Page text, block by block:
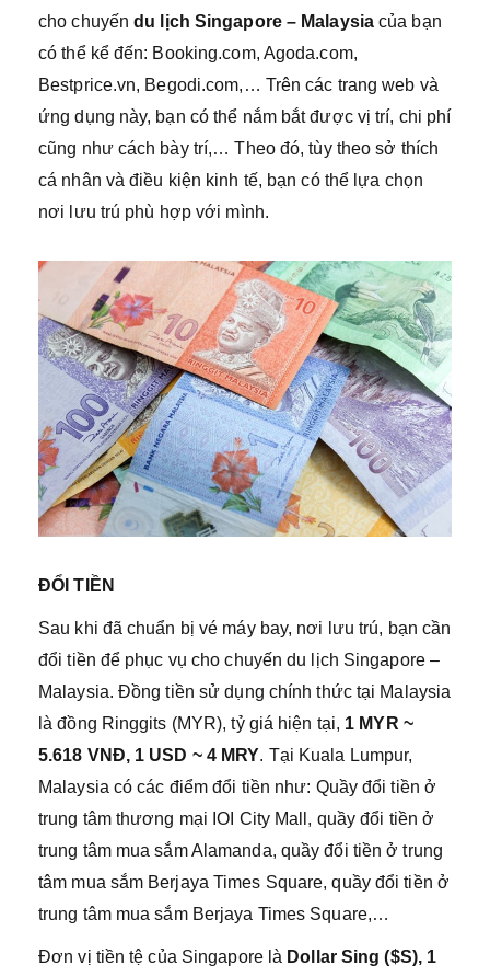
cho chuyếndu lịch Singapore – Malaysiacủa bạn
có thể kể đến: Booking.com, Agoda.com,
Bestprice.vn, Begodi.com,… Trên các trang web và
ứng dụng này, bạn có thể nắm bắt được vị trí, chi phí
cũng như cách bày trí,… Theo đó, tùy theo sở thích
cá nhân và điều kiện kinh tế, bạn có thể lựa chọn
nơi lưu trú phù hợp với mình.
ĐỔI TIỀN
Sau khi đã chuẩn bị vé máy bay, nơi lưu trú, bạn cần
đổi tiền để phục vụ cho chuyến du lịch Singapore –
Malaysia. Đồng tiền sử dụng chính thức tại Malaysia
là đồng Ringgits (MYR), tỷ giá hiện tại, 1 MYR ~
5.618 VNĐ, 1 USD ~ 4 MRY. Tại Kuala Lumpur,
Malaysia có các điểm đổi tiền như: Quầy đổi tiền ở
trung tâm thương mại IOI City Mall, quầy đổi tiền ở
trung tâm mua sắm Alamanda, quầy đổi tiền ở trung
tâm mua sắm Berjaya Times Square, quầy đổi tiền ở
trung tâm mua sắm Berjaya Times Square,…
Đơn vị tiền tệ của Singapore là Dollar Sing ($S), 1